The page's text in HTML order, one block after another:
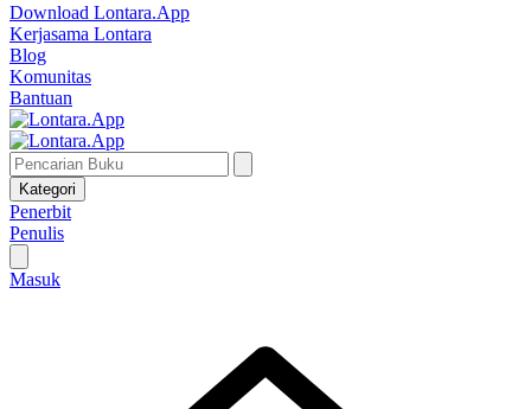
Download Lontara.App
Kerjasama Lontara
Blog
Komunitas
Bantuan
Kategori
Penerbit
Penulis
Masuk